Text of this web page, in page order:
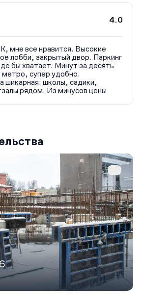
IP-домофоном с возможностью
доступом через смартфон
предусмотрено приложение для
для управления домашними
институт» можно дойти
10 минут. До выезда на ЗСД —
до Невского проспекта
и Московского вокзала —
В 5 минутах ходьбы —
В радиусе 1–2 км расположены
спортивные объекты.
4.0
мне все нравится. Высокие
лобби, закрытый двор. Паркинг
бы хватает. Минут за десять
супер удобно.
шикарная: школы, садики,
рядом. Из минусов цены